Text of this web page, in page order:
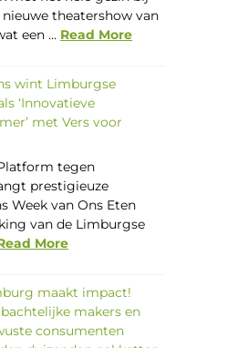
theatershow van
een ... Read More
wint Limburgse
‘Innovatieve
met Vers voor
tegen
prestigieuze
Week van Ons Eten
van de Limburgse
More
maakt impact!
makers en
consumenten